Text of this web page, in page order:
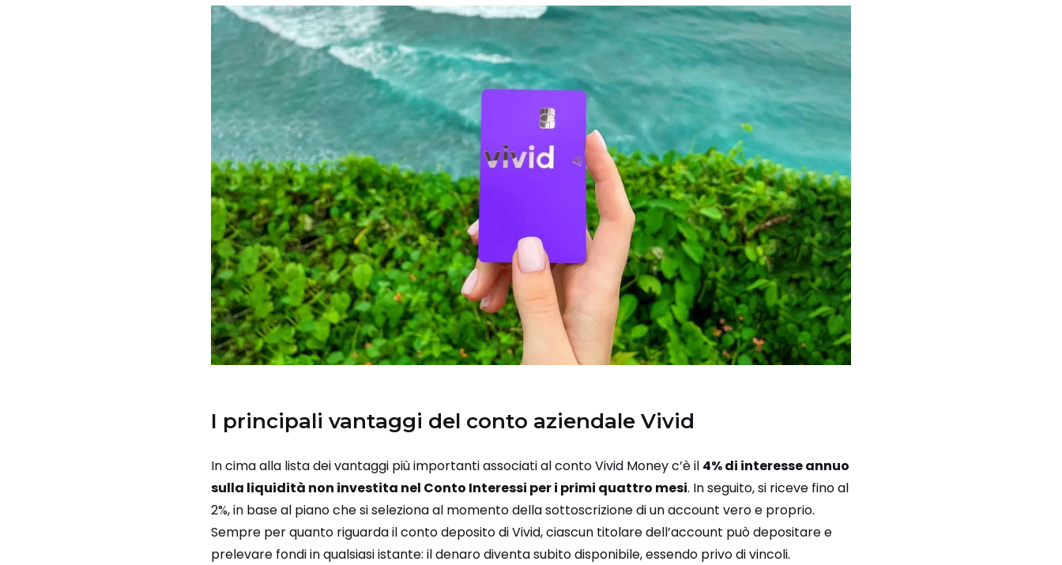
I principali vantaggi del conto aziendale Vivid
In cima alla lista dei vantaggi più importanti associati al conto Vivid Money c’è il 4% di interesse annuo
sulla liquidità non investita nel Conto Interessi per i primi quattro mesi. In seguito, si riceve fino al
2%, in base al piano che si seleziona al momento della sottoscrizione di un account vero e proprio.
Sempre per quanto riguarda il conto deposito di Vivid, ciascun titolare dell’account può depositare e
prelevare fondi in qualsiasi istante: il denaro diventa subito disponibile, essendo privo di vincoli.